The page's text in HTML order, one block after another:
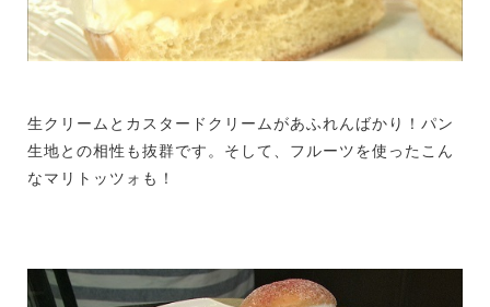
生クリームとカスタードクリームがあふれんばかり！パン
生地との相性も抜群です。そして、フルーツを使ったこん
なマリトッツォも！